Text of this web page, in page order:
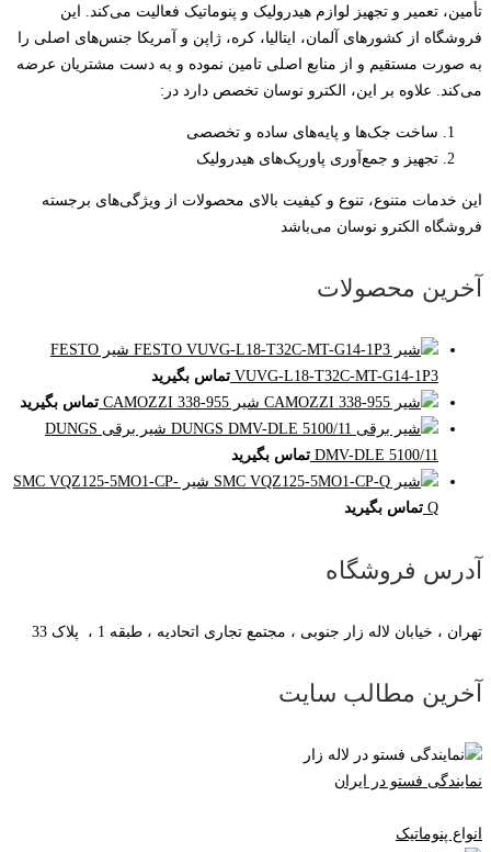
تأمین، تعمیر و تجهیز لوازم هیدرولیک و پنوماتیک فعالیت می‌کند. این
فروشگاه از کشورهای آلمان، ایتالیا، کره، ژاپن و آمریکا جنس‌های اصلی را
به صورت مستقیم و از منابع اصلی تامین نموده و به دست مشتریان عرضه
می‌کند. علاوه بر این، الکترو نوسان تخصص دارد در:
ساخت جک‌ها و پایه‌های ساده و تخصصی
تجهیز و جمع‌آوری پاورپک‌های هیدرولیک
این خدمات متنوع، تنوع و کیفیت بالای محصولات از ویژگی‌های برجسته
فروشگاه الکترو نوسان می‌باشد
آخرین محصولات
شیر FESTO
VUVG-L18-T32C-MT-G14-1P3 تماس بگیرید
شیر CAMOZZI 338-955
تماس بگیرید
شیر برقی DUNGS
DMV-DLE 5100/11 تماس بگیرید
شیر SMC VQZ125-5MO1-CP-
Q تماس بگیرید
آدرس فروشگاه
تهران ، خیابان لاله زار جنوبی ، مجتمع تجاری اتحادیه ، طبقه 1 ، پلاک 33
آخرین مطالب سایت
نمایندگی فستو در ایران
انواع پنوماتیک